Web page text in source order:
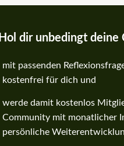
Hol dir unbedingt deine
mit passenden
kostenfrei für dich und
werde damit kostenlos
Community mit monatlicher
persönliche